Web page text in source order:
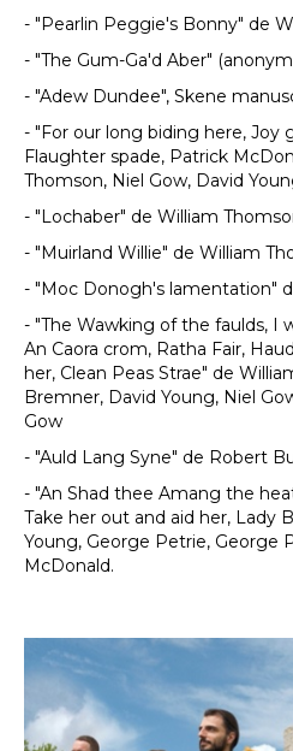
- "Pearlin Peggie's Bonny" de
- "The Gum-Ga'd Aber"
- "Adew Dundee", Skene
- "For our long biding here, Joy
Flaughter spade, Patrick
Thomson, Niel Gow, David
- "Lochaber" de William
- "Muirland Willie" de William
- "Moc Donogh's lamentation"
- "The Wawking of the faulds, I
An Caora crom, Ratha Fair,
her, Clean Peas Strae" de
Bremner, David Young, Niel
Gow
- "Auld Lang Syne" de Robert
- "An Shad thee Amang the
Take her out and aid her, Lady
Young, George Petrie, George
McDonald.